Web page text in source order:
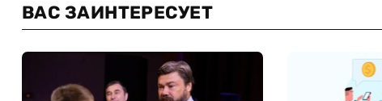
ВАС ЗАИНТЕРЕСУЕТ